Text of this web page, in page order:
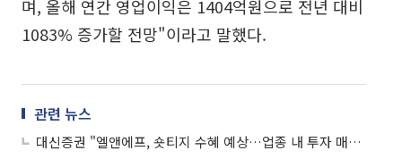
며, 올해 연간 영업이익은 1404억원으로 전년 대비
1083% 증가할 전망"이라고 말했다.
관련 뉴스
대신증권 "엘앤에프, 숏티지 수혜 예상…업종 내 투자 매력 지속될 것"